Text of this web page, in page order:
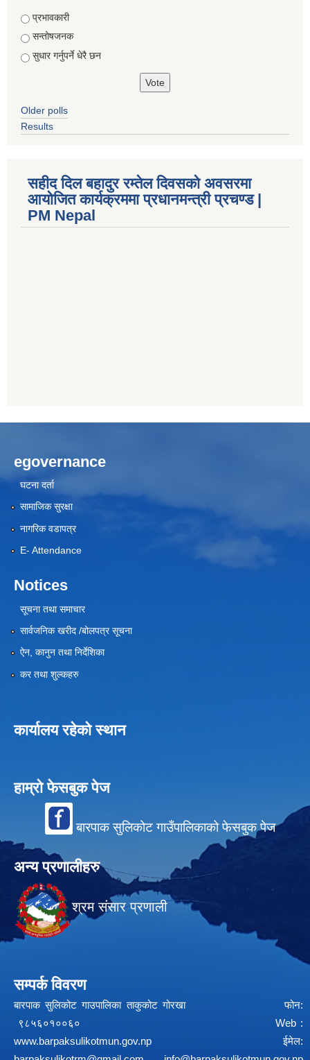
Choices
प्रभावकारी
सन्तोषजनक
सुधार गर्नुपर्ने धेरै छन
Older polls
Results
सहीद दिल बहादुर रम्तेल दिवसको अवसरमा
आयोजित कार्यक्रममा प्रधानमन्त्री प्रचण्ड |
PM Nepal
egovernance
घटना दर्ता
सामाजिक सुरक्षा
नागरिक वडापत्र
E- Attendance
Notices
सूचना तथा समाचार
सार्वजनिक खरीद /बोलपत्र सूचना
ऐन, कानुन तथा निर्देशिका
कर तथा शुल्कहरु
कार्यालय रहेको स्थान
हाम्रो फेसबुक पेज
बारपाक सुलिकोट गाउँपालिकाको फेसबुक पेज
अन्य प्रणालीहरु
श्रम संसार प्रणाली
सम्पर्क विवरण
बारपाक सुलिकोट गाउपालिका ताकुकोट गोरखा फोन:
९८५६०१००६० Web :
www.barpaksulikotmun.gov.np
ईमेल: